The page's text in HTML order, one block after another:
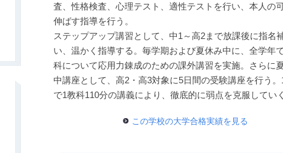
査、性格検査、心理テスト、適性テストを行い、本人の
伸ばす指導を行う。
ステップアップ講習として、中1～高2まで放課後に指名
い、温かく指導する。毎学期および夏休み中に、全学年
科について応用力錬成のための課外講習を実施。さらに
中講座として、高2・高3対象に5日間の受験講座を行う
で1教科110分の講義により、徹底的に弱点を克服していく
この学校の大学合格実績を見る